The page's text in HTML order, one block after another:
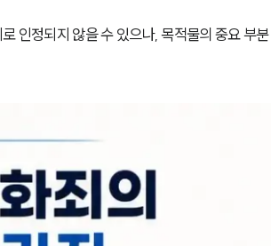
인정되지 않을 수 있으나, 목적물의 중요 부분